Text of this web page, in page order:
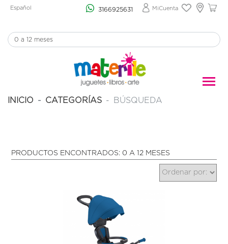
Español 3166925631 MiCuenta
INICIO CATEGORÍAS BÚSQUEDA
PRODUCTOS ENCONTRADOS: 0 A 12 MESES